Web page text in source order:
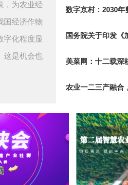
，为农业经
国经济作物
字化程度显
这是机会也
数字京村：2030年
国务院关于印发《
美菜网：十二载深
农业一二三产融合